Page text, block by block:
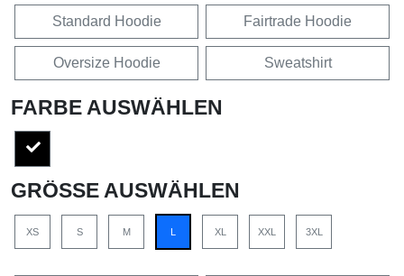
Standard Hoodie Fairtrade Hoodie
Oversize Hoodie Sweatshirt
FARBE AUSWÄHLEN
GRÖSSE AUSWÄHLEN
XS S M XL XXL 3XL